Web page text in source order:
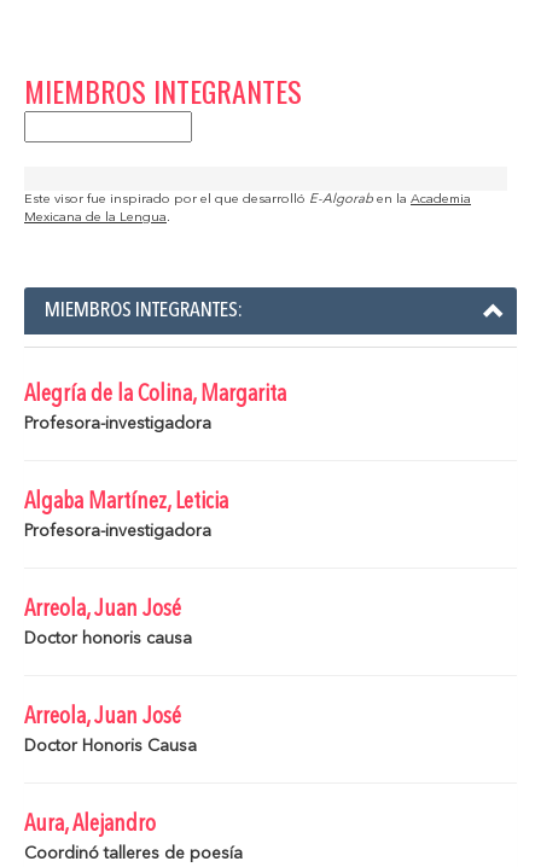
MIEMBROS INTEGRANTES
Este visor fue inspirado por el que desarrolló E-Algorab en la Academia
Mexicana de la Lengua.
MIEMBROS INTEGRANTES:
Alegría de la Colina, Margarita
Profesora-investigadora
Algaba Martínez, Leticia
Profesora-investigadora
Arreola, Juan José
Doctor honoris causa
Arreola, Juan José
Doctor Honoris Causa
Aura, Alejandro
Coordinó talleres de poesía